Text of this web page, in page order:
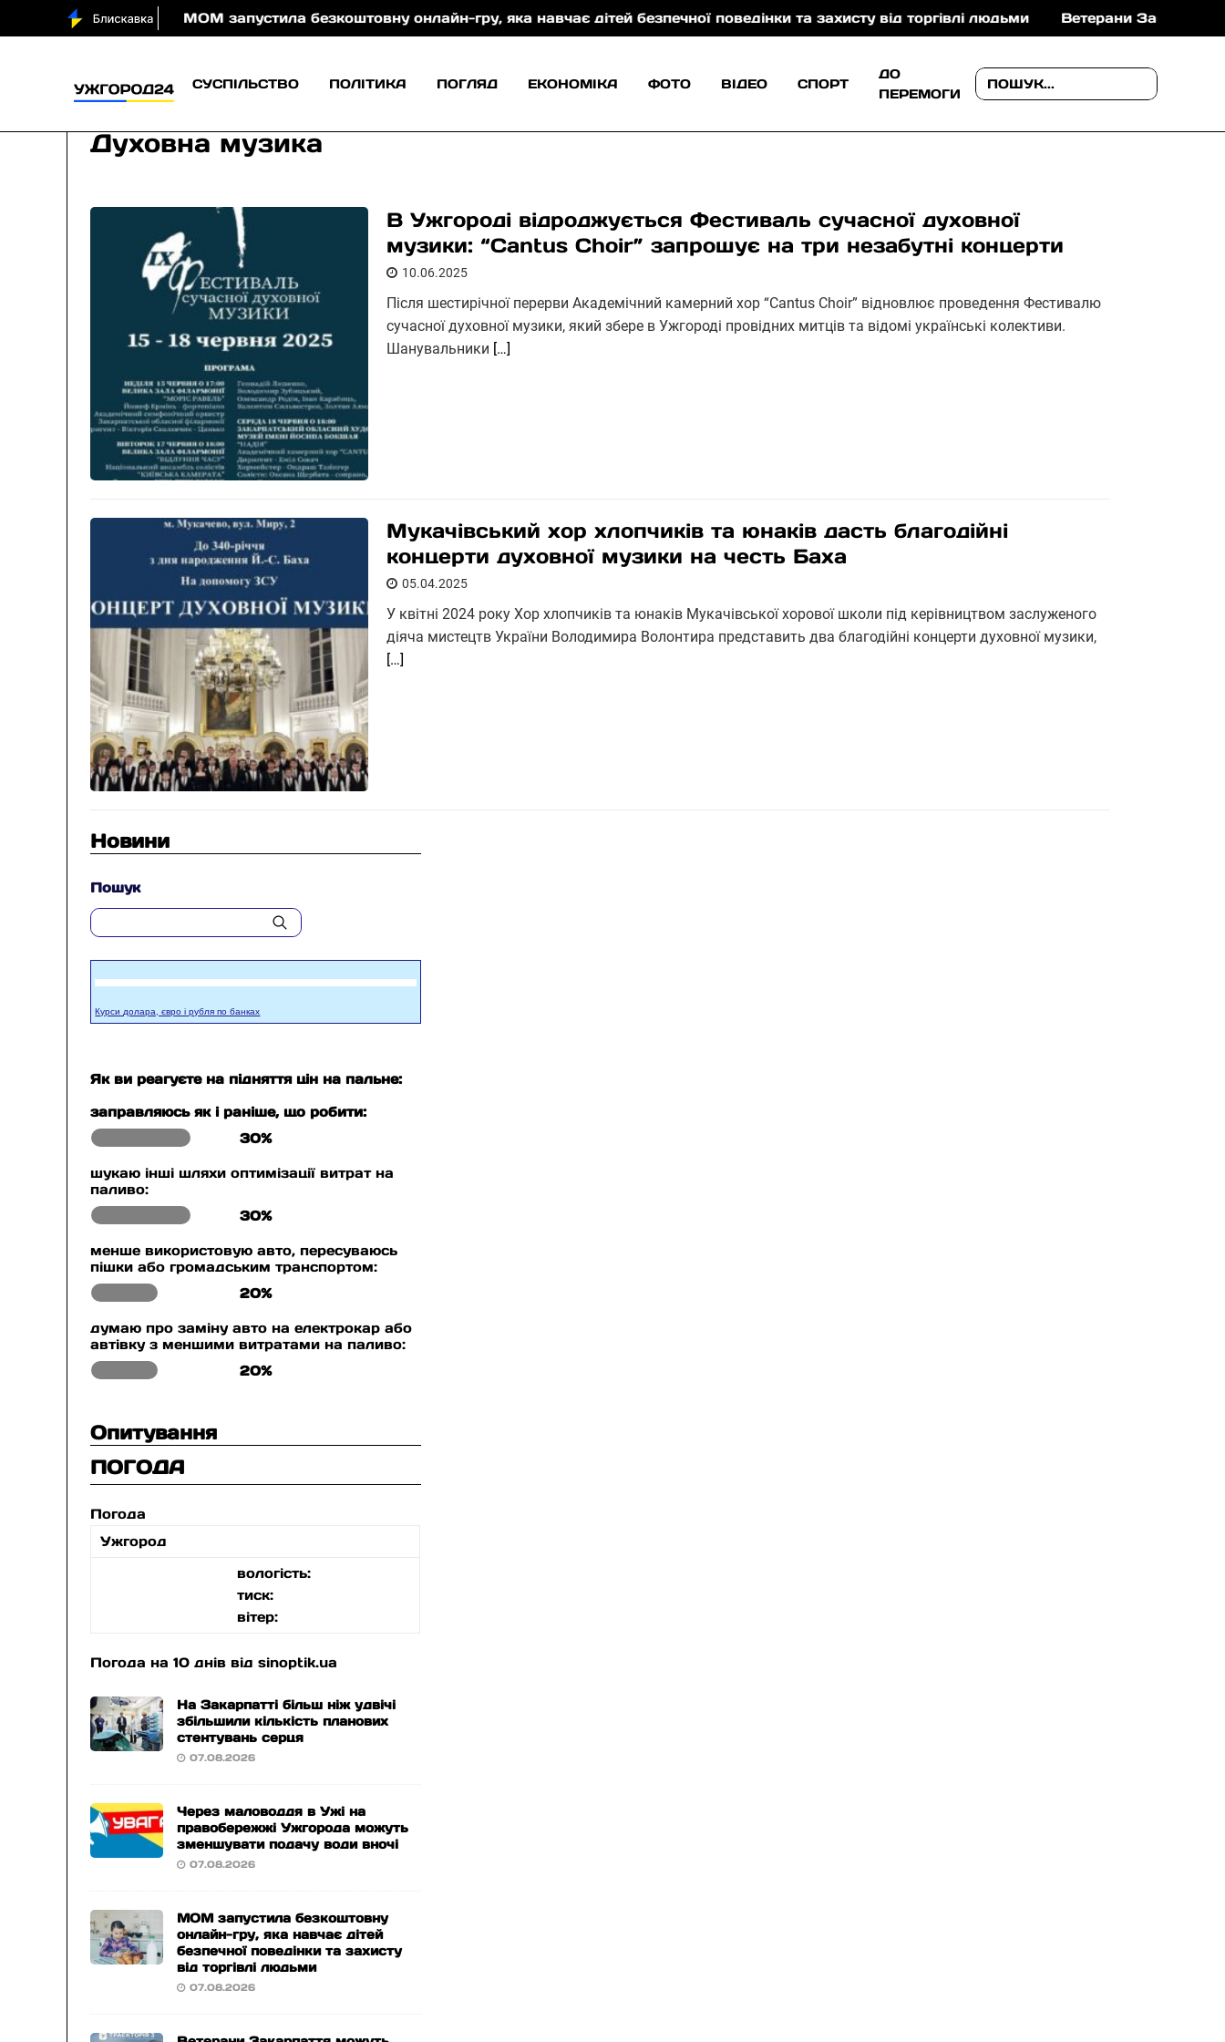
вночі МОМ запустила безкоштовну онлайн-гру, яка навчає дітей безпечної поведінки та захисту від торгівлі людьми Ветерани Закарпаття можуть
СУСПІЛЬСТВО ПОЛІТИКА ПОГЛЯД ЕКОНОМІКА ФОТО ВІДЕО СПОРТ
ДО
ПЕРЕМОГИ
Духовна музика
В Ужгороді відроджується Фестиваль сучасної духовної
музики: “Cantus Choir” запрошує на три незабутні концерти
10.06.2025
Після шестирічної перерви Академічний камерний хор “Cantus Choir” відновлює проведення Фестивалю
сучасної духовної музики, який збере в Ужгороді провідних митців та відомі українські колективи.
Шанувальники […]
Мукачівський хор хлопчиків та юнаків дасть благодійні
концерти духовної музики на честь Баха
05.04.2025
У квітні 2024 року Хор хлопчиків та юнаків Мукачівської хорової школи під керівництвом заслуженого
діяча мистецтв України Володимира Волонтира представить два благодійні концерти духовної музики,
[…]
Новини
Пошук
Курси долара, євро і рубля по банках
Як ви реагуєте на підняття цін на пальне:
заправляюсь як і раніше, що робити:
30%
шукаю інші шляхи оптимізації витрат на
паливо:
30%
менше використовую авто, пересуваюсь
пішки або громадським транспортом:
20%
думаю про заміну авто на електрокар або
автівку з меншими витратами на паливо:
20%
Опитування
ПОГОДА
Погода
Ужгород
вологість:
тиск:
вітер:
Погода на 10 днів відsinoptik.ua
На Закарпатті більш ніж удвічі
збільшили кількість планових
стентувань серця
07.08.2026
Через маловоддя в Ужі на
правобережжі Ужгорода можуть
зменшувати подачу води вночі
07.08.2026
МОМ запустила безкоштовну
онлайн-гру, яка навчає дітей
безпечної поведінки та захисту
від торгівлі людьми
07.08.2026